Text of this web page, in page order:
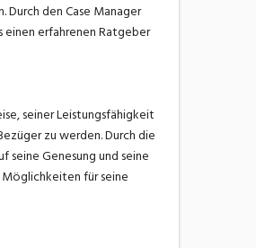
den Case Manager
erfahrenen Ratgeber
seiner Leistungsfähigkeit
zu werden. Durch die
Genesung und seine
für seine